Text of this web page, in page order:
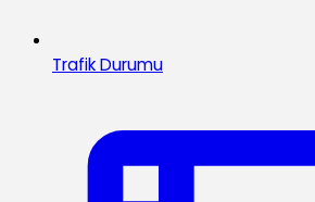
Trafik Durumu